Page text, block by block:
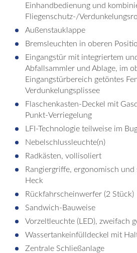
Einhandbedienung und
Fliegenschutz-/
Außenstauklappe
Bremsleuchten in oberen
Eingangstür mit integriertem
Abfallsammler und Ablage, im
Eingangstürbereich getöntes
Verdunkelungsplissee
Flaschenkasten-Deckel mit
Punkt-Verriegelung
LFI-Technologie teilweise im
Nebelschlussleuchte(n)
Radkästen, vollisoliert
Rangiergriffe, ergonomisch und
Heck
Rückfahrscheinwerfer (2 Stück)
Sandwich-Bauweise
Vorzeltleuchte (LED), zweifach
Wassertankeinfülldeckel mit
Zentrale Schließanlage